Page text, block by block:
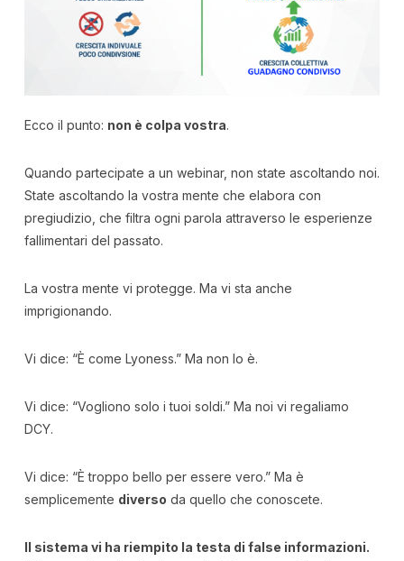
Ecco il punto: non è colpa vostra.
Quando partecipate a un webinar, non state ascoltando noi.
State ascoltando la vostra mente che elabora con
pregiudizio, che filtra ogni parola attraverso le esperienze
fallimentari del passato.
La vostra mente vi protegge. Ma vi sta anche
imprigionando.
Vi dice: “È come Lyoness.” Ma non lo è.
Vi dice: “Vogliono solo i tuoi soldi.” Ma noi vi regaliamo
DCY.
Vi dice: “È troppo bello per essere vero.” Ma è
semplicemente diverso da quello che conoscete.
Il sistema vi ha riempito la testa di false informazioni.